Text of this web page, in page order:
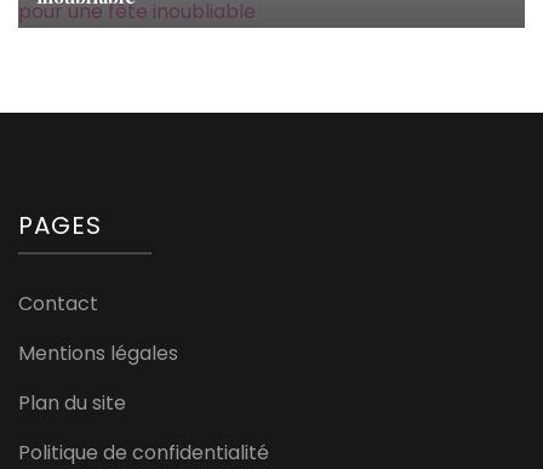
PAGES
Contact
Mentions légales
Plan du site
Politique de confidentialité